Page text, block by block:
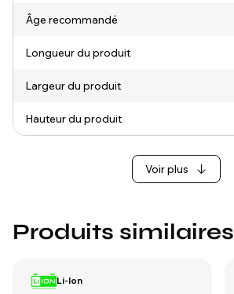
Âge recommandé
Longueur du produit
Largeur du produit
Hauteur du produit
Voir plus
Produits similaires
Li-Ion